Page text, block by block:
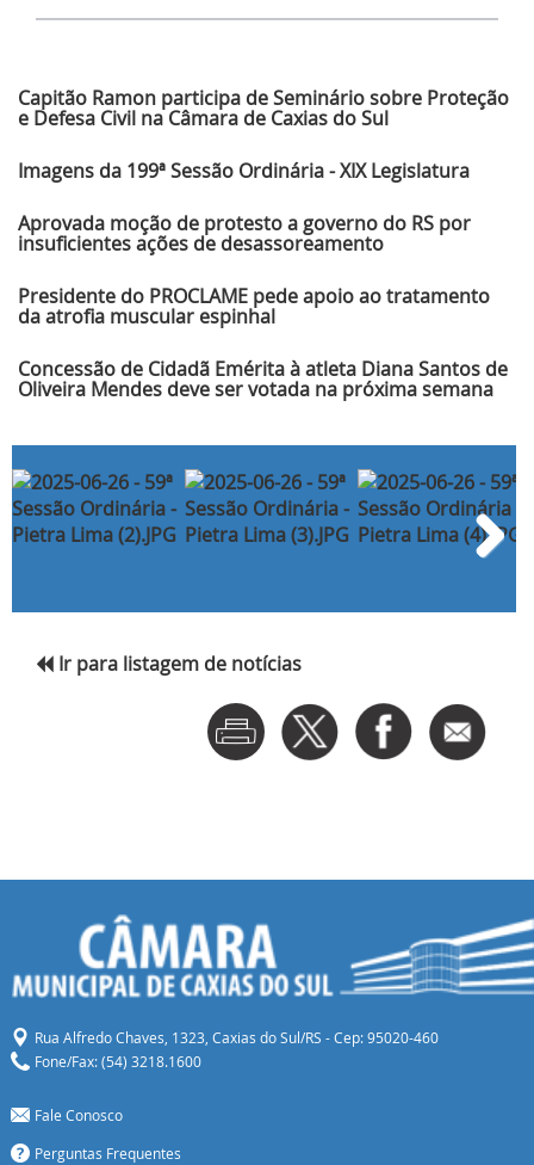
Capitão Ramon participa de Seminário sobre Proteção
e Defesa Civil na Câmara de Caxias do Sul
Imagens da 199ª Sessão Ordinária - XIX Legislatura
Aprovada moção de protesto a governo do RS por
insuficientes ações de desassoreamento
Presidente do PROCLAME pede apoio ao tratamento
da atrofia muscular espinhal
Concessão de Cidadã Emérita à atleta Diana Santos de
Oliveira Mendes deve ser votada na próxima semana
Ir para listagem de notícias
Rua Alfredo Chaves, 1323, Caxias do Sul/RS - Cep: 95020-460
Fone/Fax: (54) 3218.1600
Fale Conosco
Perguntas Frequentes